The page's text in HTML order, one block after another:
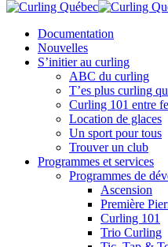
Documentation
Nouvelles
S’initier au curling
ABC du curling
T’es plus curling
Curling 101 entre
Location de glaces
Un sport pour tous
Trouver un club
Programmes et services
Programmes de
Ascension
Première
Curling 101
Trio Curling